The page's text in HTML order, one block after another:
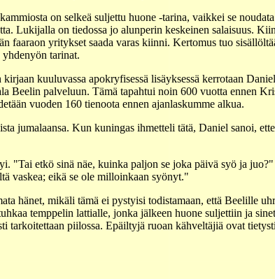
on selkeä suljettu huone -tarina, vaikkei se
Lukijalla on tiedossa jo alunperin keskeinen salaisuus.
faaraon yritykset saada varas kiinni. Kertomus tuo
tarinat.
kuuluvassa apokryfisessä lisäyksessä kerrotaan
Beelin palveluun. Tämä tapahtui noin 600 vuotta ennen
vuoden 160 tienoota ennen ajanlaskumme alkua.
jumalaansa. Kun kuningas ihmetteli tätä, Daniel sanoi,
"Tai etkö sinä näe, kuinka paljon se joka päivä syö ja
vaskea; eikä se ole milloinkaan syönyt."
hänet, mikäli tämä ei pystyisi todistamaan, että Beelille
temppelin lattialle, jonka jälkeen huone suljettiin ja
tarkoitettaan piilossa. Epäiltyjä ruoan kähveltäjiä ovat